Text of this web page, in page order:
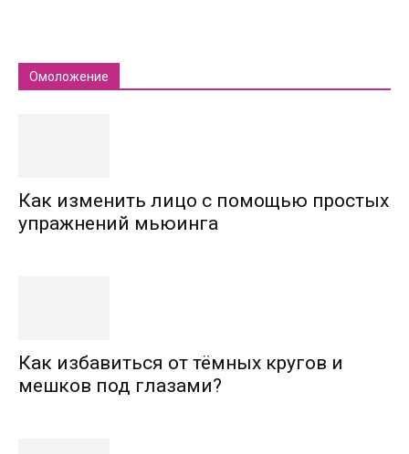
Омоложение
Как изменить лицо с помощью простых
упражнений мьюинга
Как избавиться от тёмных кругов и
мешков под глазами?